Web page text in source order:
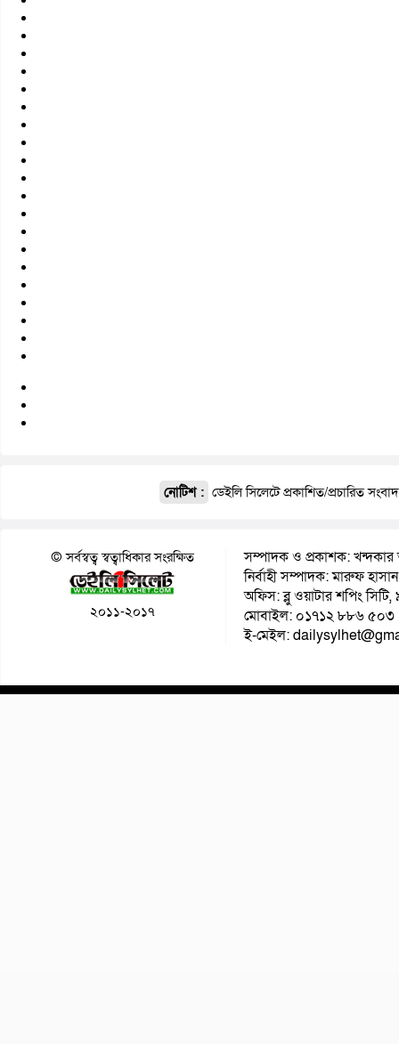
নোটিশ : ডেইলি সিলেটে প্রকাশিত/প্রচারিত
© সর্বস্বত্ব স্বত্বাধিকার সংরক্ষিত
২০১১-২০১৭
সম্পাদক ও প্রকাশক: খন্দকার
নির্বাহী সম্পাদক: মারুফ হাসান
অফিস: ব্লু ওয়াটার শপিং
মোবাইল: ০১৭১২ ৮৮৬ ৫০৩
ই-মেইল: